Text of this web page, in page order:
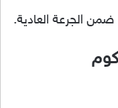
الجرعة العادية.